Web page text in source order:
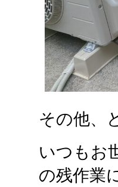
その他、
いつもお
の残作業